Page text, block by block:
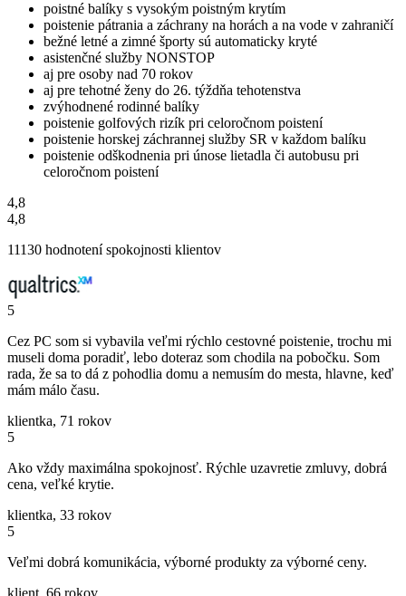
poistné balíky s vysokým poistným krytím
poistenie pátrania a záchrany na horách a na vode v zahraničí
bežné letné a zimné športy sú automaticky kryté
asistenčné služby NONSTOP
aj pre osoby nad 70 rokov
aj pre tehotné ženy do 26. týždňa tehotenstva
zvýhodnené rodinné balíky
poistenie golfových rizík pri celoročnom poistení
poistenie horskej záchrannej služby SR v každom balíku
poistenie odškodnenia pri únose lietadla či autobusu pri
celoročnom poistení
4,8
4,8
11130 hodnotení spokojnosti klientov
5
Cez PC som si vybavila veľmi rýchlo cestovné poistenie, trochu mi
museli doma poradiť, lebo doteraz som chodila na pobočku. Som
rada, že sa to dá z pohodlia domu a nemusím do mesta, hlavne, keď
mám málo času.
klientka, 71 rokov
5
Ako vždy maximálna spokojnosť. Rýchle uzavretie zmluvy, dobrá
cena, veľké krytie.
klientka, 33 rokov
5
Veľmi dobrá komunikácia, výborné produkty za výborné ceny.